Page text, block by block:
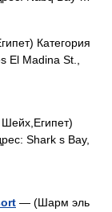
Категория
El Madina St.,
Shark s Bay,
— (Шарм эль